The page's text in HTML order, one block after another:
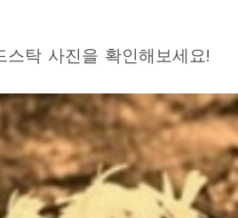
탁 사진을 확인해보세요!